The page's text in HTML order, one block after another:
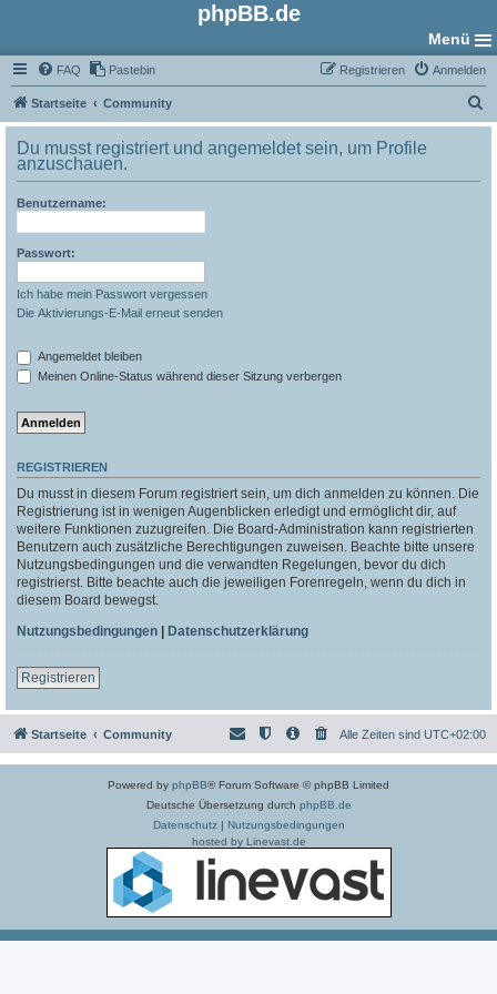
phpBB.de
Menü
FAQ Pastebin Anmelden
Registrieren
Startseite Community
u
Du musst registriert und angemeldet sein, um Profile
anzuschauen.
Benutzername:
Passwort:
Ich habe mein Passwort vergessen
Die Aktivierungs-E-Mail erneut senden
Angemeldet bleiben
Meinen Online-Status während dieser Sitzung verbergen
REGISTRIEREN
Du musst in diesem Forum registriert sein, um dich anmelden zu können. Die
Registrierung ist in wenigen Augenblicken erledigt und ermöglicht dir, auf
weitere Funktionen zuzugreifen. Die Board-Administration kann registrierten
Benutzern auch zusätzliche Berechtigungen zuweisen. Beachte bitte unsere
Nutzungsbedingungen und die verwandten Regelungen, bevor du dich
registrierst. Bitte beachte auch die jeweiligen Forenregeln, wenn du dich in
diesem Board bewegst.
Nutzungsbedingungen | Datenschutzerklärung
Registrieren
Startseite Community Alle Zeiten sind UTC+02:00
Powered by phpBB® Forum Software © phpBB Limited
Deutsche Übersetzung durch phpBB.de
Datenschutz| Nutzungsbedingungen
hosted by Linevast.de